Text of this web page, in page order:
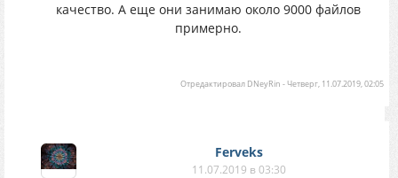
качество. А еще они занимаю около 9000 файлов
примерно.
Отредактировал DNeyRin -Четверг, 11.07.2019, 02:05
Ferveks
11.07.2019 в 03:30